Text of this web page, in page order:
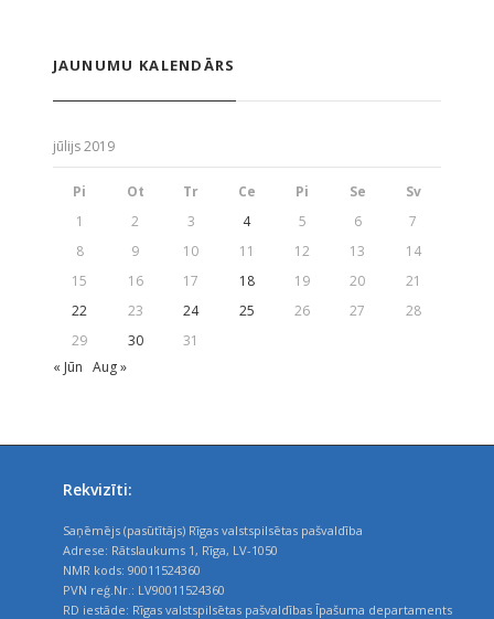
JAUNUMU KALENDĀRS
jūlijs 2019
Pi Ot Tr Ce Pi Se
Sv
1
2 3 4 5 6
7
8
9 10 11 12 13
14
15
16 17 18 19 20
21
22
23 24 25 26 27
28
29
30
31
« Jūn Aug »
Rekvizīti:
Saņēmējs (pasūtītājs) Rīgas valstspilsētas pašvaldība
Adrese: Rātslaukums 1, Rīga, LV-1050
NMR kods: 90011524360
PVN reģ.Nr.: LV90011524360
RD iestāde: Rīgas valstspilsētas pašvaldības Īpašuma departaments